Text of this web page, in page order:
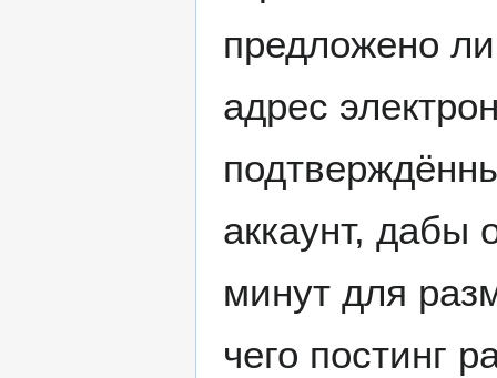
предложено
адрес
аккаунт, дабы
минут для
чего постинг